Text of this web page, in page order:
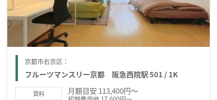
京都市右京区：
フルーツマンスリー京都 阪急西院駅 501 / 1K
賃料 月額目安 113,400円～